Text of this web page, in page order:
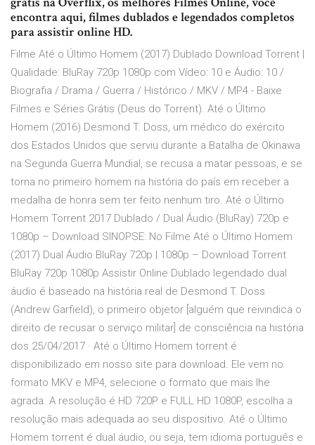
encontra aqui, filmes dublados e legendados completos
para assistir online HD.
Filme Até o Último Homem (2017) Dublado Download Torrent |
Qualidade: BluRay 720p 1080p com Vídeo: 10 e Áudio: 10 /
Biografia / Drama / Guerra / Histórico / MKV / MP4 - Baixe
Filmes e Séries Grátis (Deus do Torrent). Até o Último
Homem (2016) Desmond T. Doss, um médico do exército
dos Estados Unidos que serviu durante a Batalha de Okinawa
na Segunda Guerra Mundial, se recusa a matar pessoas, e se
torna no primeiro homem na história do país em receber a
medalha de honra sem ter feito nenhum tiro. Até o Último
Homem Torrent 2017 Dublado / Dual Áudio (BluRay) 720p e
1080p – Download SINOPSE: No Filme Até o Último Homem
(2017) Dual Áudio BluRay 720p | 1080p – Download Torrent
BluRay 720p 1080p Assistir Online Dublado legendado dual
áudio é baseado na história real de Desmond T. Doss
(Andrew Garfield), o primeiro objetor [alguém que reivindica o
direito de recusar o serviço militar] de consciência na história
dos 25/04/2017 · Até o Último Homem torrent é
disponibilizado em nosso site para download. Ele vem no
formato MKV e MP4, selecione o formato que mais lhe
agrada. A resolução é HD 720P e FULL HD 1080P, escolha a
resolução mais adequada ao seu dispositivo. Até o Último
Homem torrent é dual áudio, ou seja, tem idioma português e